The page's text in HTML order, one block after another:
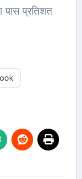
पास प्रतिशत